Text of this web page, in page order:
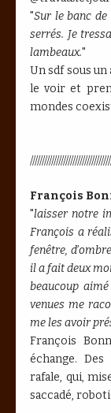
"Sur le banc
serrés. Je
lambeaux."
Un sdf sous un
le voir et
mondes
François
"laisser notre
François a
fenêtre,
il a fait deux
beaucoup
venues me
me les avoir
François
échange.
rafale, qui,
saccadé,